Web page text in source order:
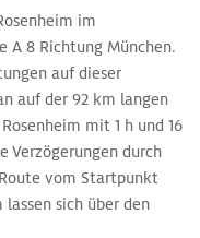
im
A 8 Richtung München.
auf dieser
auf der 92 km langen
mit 1 h und 16
Verzögerungen durch
vom Startpunkt
sich über den